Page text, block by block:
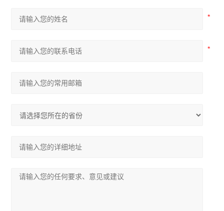
奥林巴斯BX43生物显微镜
尼康Ts2倒置显微镜
奥林巴斯CX23生物显微镜